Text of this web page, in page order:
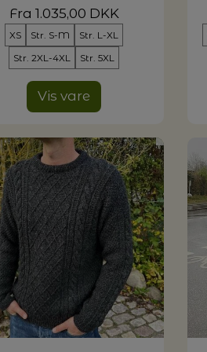
MILJØVENLIGE VASKEMIDLER
Fra 1.035,00 DKK
XS Str. S-M
Str. L-XL
Str. 2XL-4XL
Str. 5XL
Vis vare